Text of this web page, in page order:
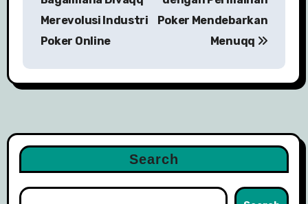
a
i
g
a
Merevolusi Industri
Poker Online
Poker Mendebarkan
Menuqq
Search